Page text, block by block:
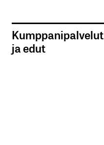
Kumppanipalvelut
ja edut